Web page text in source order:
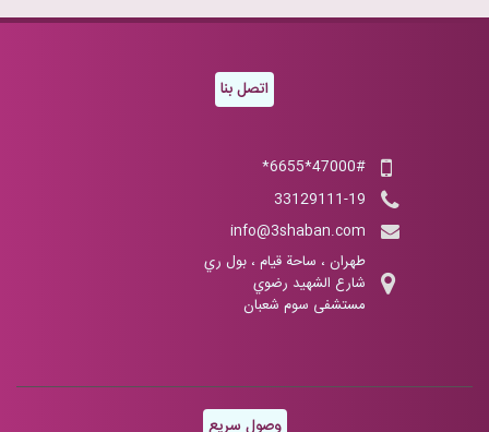
اتصل بنا
47000#*6655*
33129111-19
info@3shaban.com
طهران ، ساحة قيام ، بول ري
شارع الشهيد رضوي
مستشفى سوم شعبان
وصول سريع